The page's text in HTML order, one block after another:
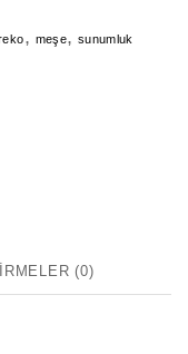
, meşe, sunumluk
(0)